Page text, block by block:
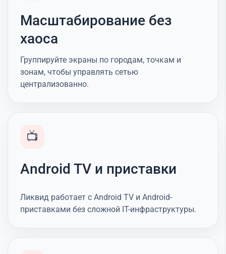
Масштабирование без
хаоса
Группируйте экраны по городам, точкам и
зонам, чтобы управлять сетью
централизованно.
📺
Android TV и приставки
Ликвид работает с Android TV и Android-
приставками без сложной IT-инфраструктуры.